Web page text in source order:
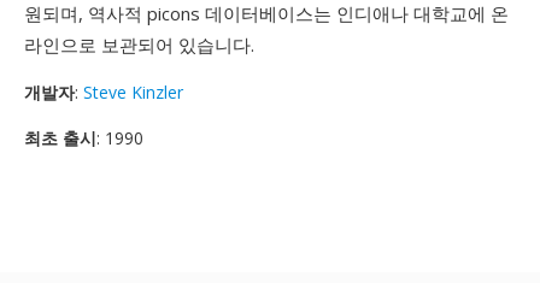
원되며, 역사적 picons 데이터베이스는 인디애나 대학교에 온
라인으로 보관되어 있습니다.
개발자: Steve Kinzler
최초 출시: 1990